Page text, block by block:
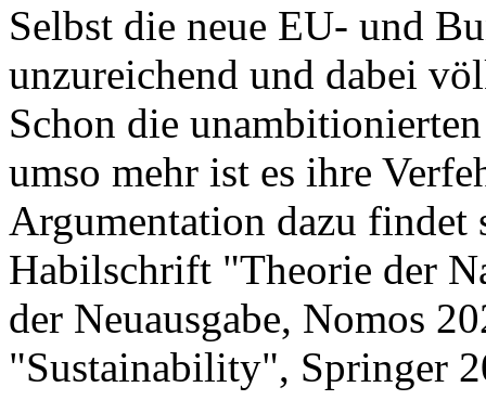
Selbst die neue EU- und
unzureichend und dabei
Schon die
umso mehr ist es ihre
Argumentation dazu
Habilschrift "Theorie der
der Neuausgabe, Nomos
"Sustainability", Springer